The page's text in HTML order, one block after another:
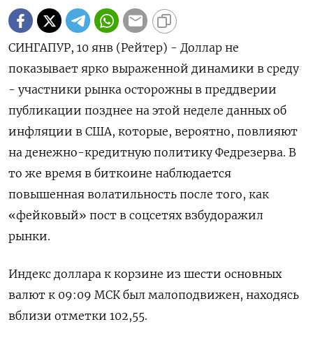
СИНГАПУР, 10 янв (Рейтер) - Доллар не
показывает ярко выраженной динамики в среду
- участники рынка осторожны в преддверии
публикации позднее на этой неделе данных об
инфляции в США, которые, вероятно, повлияют
на денежно-кредитную политику Федрезерва. В
то же время в биткоине наблюдается
повышенная волатильность после того, как
«фейковый» пост в соцсетях взбудоражил
рынки.
Индекс доллара к корзине из шести основных
валют к 09:09 МСК был малоподвижен, находясь
вблизи отметки 102,55​.